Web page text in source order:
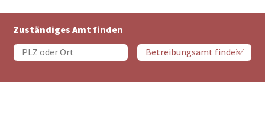
Zuständiges Amt finden